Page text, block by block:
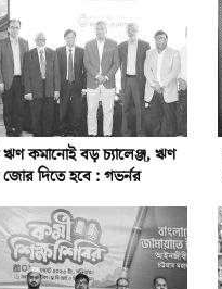
ঋণ কমানোই বড় চ্যালেঞ্জ, ঋণ
দিতে হবে : গভর্নর